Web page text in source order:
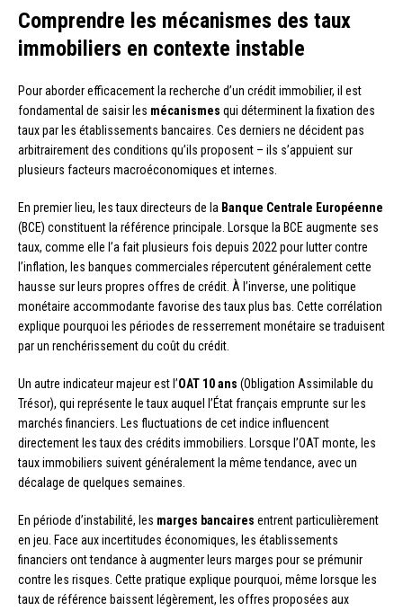
Comprendre les mécanismes des taux
immobiliers en contexte instable
Pour aborder efficacement la recherche d’un crédit immobilier, il est
fondamental de saisir les mécanismes qui déterminent la fixation des
taux par les établissements bancaires. Ces derniers ne décident pas
arbitrairement des conditions qu’ils proposent – ils s’appuient sur
plusieurs facteurs macroéconomiques et internes.
En premier lieu, les taux directeurs de la Banque Centrale Européenne
(BCE) constituent la référence principale. Lorsque la BCE augmente ses
taux, comme elle l’a fait plusieurs fois depuis 2022 pour lutter contre
l’inflation, les banques commerciales répercutent généralement cette
hausse sur leurs propres offres de crédit. À l’inverse, une politique
monétaire accommodante favorise des taux plus bas. Cette corrélation
explique pourquoi les périodes de resserrement monétaire se traduisent
par un renchérissement du coût du crédit.
Un autre indicateur majeur est l’OAT 10 ans (Obligation Assimilable du
Trésor), qui représente le taux auquel l’État français emprunte sur les
marchés financiers. Les fluctuations de cet indice influencent
directement les taux des crédits immobiliers. Lorsque l’OAT monte, les
taux immobiliers suivent généralement la même tendance, avec un
décalage de quelques semaines.
En période d’instabilité, les marges bancaires entrent particulièrement
en jeu. Face aux incertitudes économiques, les établissements
financiers ont tendance à augmenter leurs marges pour se prémunir
contre les risques. Cette pratique explique pourquoi, même lorsque les
taux de référence baissent légèrement, les offres proposées aux